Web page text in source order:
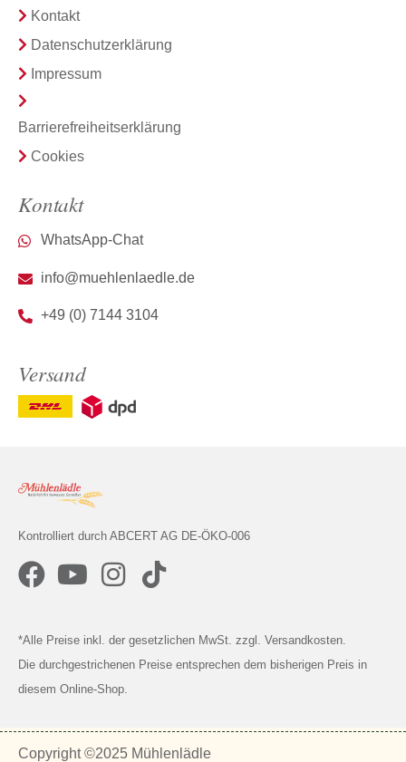
Kontrolliert durch ABCERT AG DE-ÖKO-006
*Alle Preise inkl. der gesetzlichen MwSt. zzgl. Versandkosten.
Die durchgestrichenen Preise entsprechen dem bisherigen Preis in
diesem Online-Shop.
Kontakt
Datenschutzerklärung
Impressum
Barrierefreiheitserklärung
Cookies
Kontakt
WhatsApp-Chat
info@muehlenlaedle.de
+49 (0) 7144 3104
Versand
Copyright ©2025 Mühlenlädle